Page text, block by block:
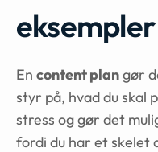
eksempler
En content plangør
styr på, hvad du skal
stress og gør det
fordi du har et skelet